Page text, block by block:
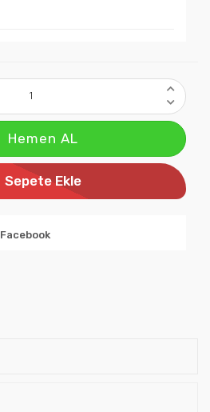
Hemen AL
Sepete Ekle
Facebook